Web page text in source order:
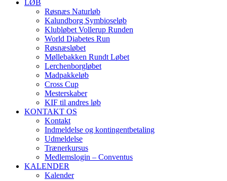
LØB
Røsnæs Naturløb
Kalundborg Symbioseløb
Klubløbet Vollerup Runden
World Diabetes Run
Røsnæsløbet
Møllebakken Rundt Løbet
Lerchenborgløbet
Madpakkeløb
Cross Cup
Mesterskaber
KIF til andres løb
KONTAKT OS
Kontakt
Indmeldelse og kontingentbetaling
Udmeldelse
Trænerkursus
Medlemslogin – Conventus
KALENDER
Kalender